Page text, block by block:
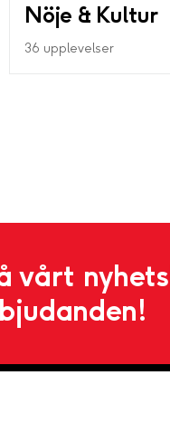
Nöje & Kultur
36 upplevelser
vårt